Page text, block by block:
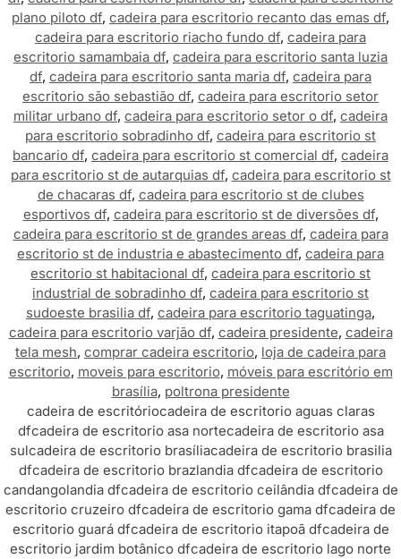
plano piloto df, cadeira para escritorio recanto das emas df,
cadeira para escritorio riacho fundo df, cadeira para
escritorio samambaia df, cadeira para escritorio santa luzia
df, cadeira para escritorio santa maria df, cadeira para
escritorio são sebastião df, cadeira para escritorio setor
militar urbano df, cadeira para escritorio setor o df, cadeira
para escritorio sobradinho df, cadeira para escritorio st
bancario df, cadeira para escritorio st comercial df, cadeira
para escritorio st de autarquias df, cadeira para escritorio st
de chacaras df, cadeira para escritorio st de clubes
esportivos df, cadeira para escritorio st de diversões df,
cadeira para escritorio st de grandes areas df, cadeira para
escritorio st de industria e abastecimento df, cadeira para
escritorio st habitacional df, cadeira para escritorio st
industrial de sobradinho df, cadeira para escritorio st
sudoeste brasilia df, cadeira para escritorio taguatinga,
cadeira para escritorio varjão df, cadeira presidente, cadeira
tela mesh, comprar cadeira escritorio, loja de cadeira para
escritorio, moveis para escritorio, móveis para escritório em
brasília, poltrona presidente
cadeira de escritóriocadeira de escritorio aguas claras
dfcadeira de escritorio asa nortecadeira de escritorio asa
sulcadeira de escritorio brasíliacadeira de escritorio brasilia
dfcadeira de escritorio brazlandia dfcadeira de escritorio
candangolandia dfcadeira de escritorio ceilândia dfcadeira de
escritorio cruzeiro dfcadeira de escritorio gama dfcadeira de
escritorio guará dfcadeira de escritorio itapoã dfcadeira de
escritorio jardim botânico dfcadeira de escritorio lago norte